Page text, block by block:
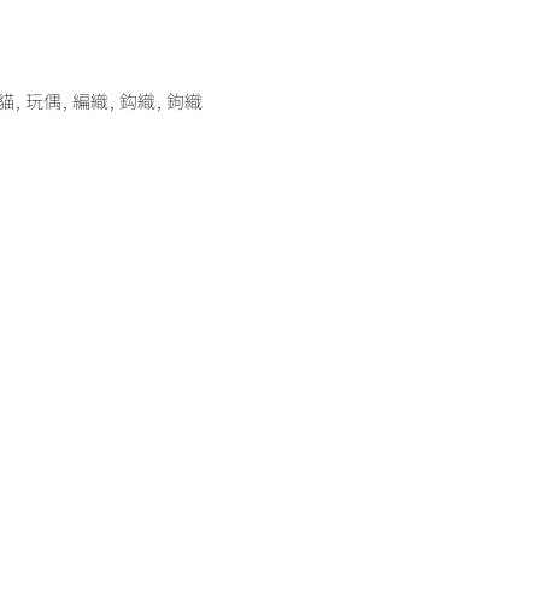
, 玩偶, 編織, 鈎織, 鉤織